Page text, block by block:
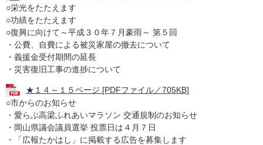
○栄光をたたえます
○功績をたたえます
○復興に向けて～平成３０年７月豪雨～ 第５回
・公費、自費による被災家屋の撤去について
・義援金受付期間の延長
・災害復旧工事の進捗について
★１４～１５ページ [PDFファイル／705KB]
○市からのお知らせ
・愛らぶ高梁ふれあいマラソン 交通規制のお知らせ
・岡山県議会議員選挙 投票日は４月７日
・「広報たかはし」に掲載する広告を募集します